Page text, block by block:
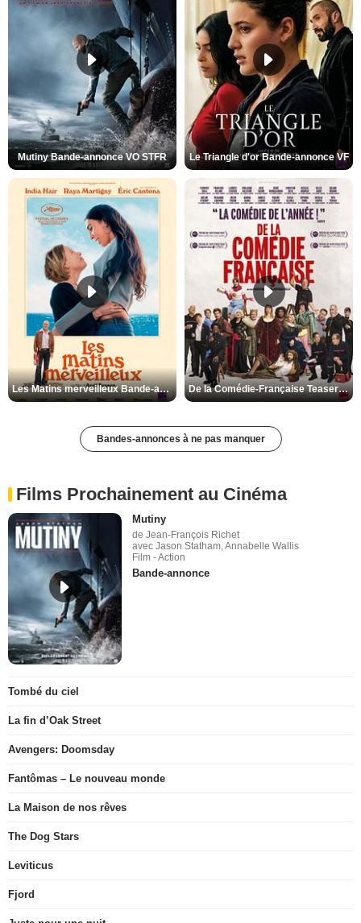
Mutiny Bande-annonce VO STFR Le Triangle d'or Bande-annonce VF
Les Matins merveilleux Bande-annonce VF De la Comédie-Française Teaser VF
Bandes-annonces à ne pas manquer
Films Prochainement au Cinéma
Mutiny
de Jean-François Richet
avec Jason Statham, Annabelle Wallis
Film - Action
Bande-annonce
Tombé du ciel
La fin d’Oak Street
Avengers: Doomsday
Fantômas – Le nouveau monde
La Maison de nos rêves
The Dog Stars
Leviticus
Fjord